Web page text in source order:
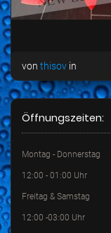
von thisov in
Öffnungszeiten:
Montag - Donnerstag
12:00 - 01:00 Uhr
Freitag & Samstag
12:00 -03:00 Uhr